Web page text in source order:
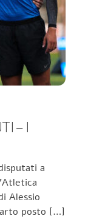
– I
a
Alessio
posto […]